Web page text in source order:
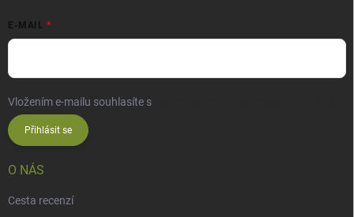
E-MAIL
Vložením e-mailu souhlasíte s
Přihlásit se
O NÁS
Cesta recenzí